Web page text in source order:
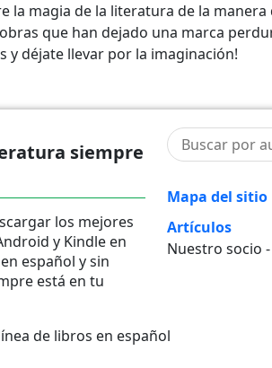
la magia de la literatura de la manera
que han dejado una marca
y déjate llevar por la imaginación!
siempre
los mejores
y Kindle en
español y sin
está en tu
Mapa del sitio
Artículos
Nuestro socio -
de libros en español